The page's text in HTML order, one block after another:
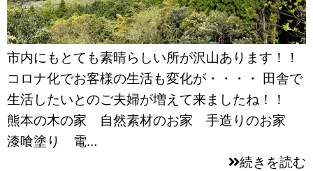
市内にもとても素晴らしい所が沢山あります！！
コロナ化でお客様の生活も変化が・・・・ 田舎で
生活したいとのご夫婦が増えて来ましたね！！
熊本の木の家 自然素材のお家 手造りのお家
漆喰塗り 電…
続きを読む